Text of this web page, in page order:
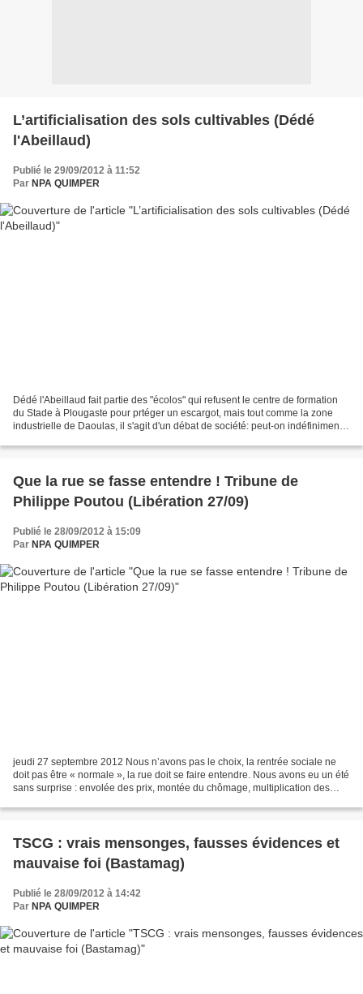
L’artificialisation des sols cultivables (Dédé
l'Abeillaud)
Publié le 29/09/2012 à 11:52
Par NPA QUIMPER
Dédé l'Abeillaud fait partie des "écolos" qui refusent le centre de formation
du Stade à Plougaste pour prtéger un escargot, mais tout comme la zone
industrielle de Daoulas, il s'agit d'un débat de société: peut-on indéfiniment
Que la rue se fasse entendre ! Tribune de
Philippe Poutou (Libération 27/09)
Publié le 28/09/2012 à 15:09
Par NPA QUIMPER
jeudi 27 septembre 2012 Nous n’avons pas le choix, la rentrée sociale ne
doit pas être « normale », la rue doit se faire entendre. Nous avons eu un été
sans surprise : envolée des prix, montée du chômage, multiplication des
TSCG : vrais mensonges, fausses évidences et
mauvaise foi (Bastamag)
Publié le 28/09/2012 à 14:42
Par NPA QUIMPER